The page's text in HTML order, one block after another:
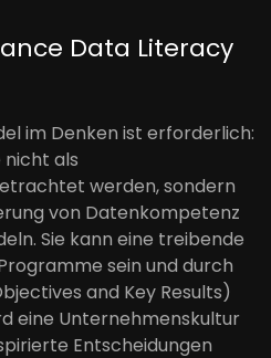
Data Literacy
im Denken ist erforderlich:
als
werden, sondern
von Datenkompetenz
Sie kann eine treibende
sein und durch
and Key Results)
eine Unternehmenskultur
Entscheidungen